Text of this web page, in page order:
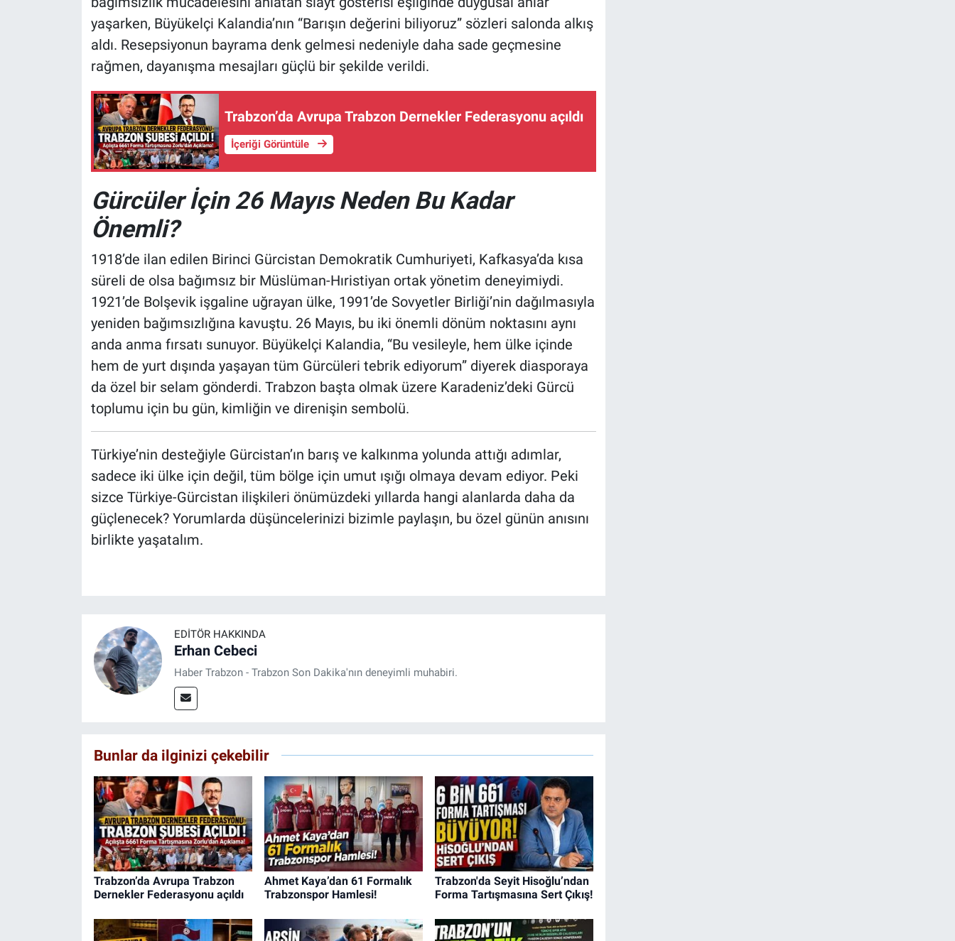
yaşarken, Büyükelçi Kalandia’nın “Barışın değerini biliyoruz” sözleri salonda alkış
aldı. Resepsiyonun bayrama denk gelmesi nedeniyle daha sade geçmesine
rağmen, dayanışma mesajları güçlü bir şekilde verildi.
Trabzon’da Avrupa Trabzon Dernekler Federasyonu açıldı
İçeriği Görüntüle
Gürcüler İçin 26 Mayıs Neden Bu Kadar
Önemli?
1918’de ilan edilen Birinci Gürcistan Demokratik Cumhuriyeti, Kafkasya’da kısa
süreli de olsa bağımsız bir Müslüman-Hıristiyan ortak yönetim deneyimiydi.
1921’de Bolşevik işgaline uğrayan ülke, 1991’de Sovyetler Birliği’nin dağılmasıyla
yeniden bağımsızlığına kavuştu. 26 Mayıs, bu iki önemli dönüm noktasını aynı
anda anma fırsatı sunuyor. Büyükelçi Kalandia, “Bu vesileyle, hem ülke içinde
hem de yurt dışında yaşayan tüm Gürcüleri tebrik ediyorum” diyerek diasporaya
da özel bir selam gönderdi. Trabzon başta olmak üzere Karadeniz’deki Gürcü
toplumu için bu gün, kimliğin ve direnişin sembolü.
Türkiye’nin desteğiyle Gürcistan’ın barış ve kalkınma yolunda attığı adımlar,
sadece iki ülke için değil, tüm bölge için umut ışığı olmaya devam ediyor. Peki
sizce Türkiye-Gürcistan ilişkileri önümüzdeki yıllarda hangi alanlarda daha da
güçlenecek? Yorumlarda düşüncelerinizi bizimle paylaşın, bu özel günün anısını
birlikte yaşatalım.
EDITÖR HAKKINDA
Erhan Cebeci
Haber Trabzon - Trabzon Son Dakika'nın deneyimli muhabiri.
Bunlar da ilginizi çekebilir
Trabzon’da Avrupa Trabzon
Dernekler Federasyonu açıldı
Ahmet Kaya’dan 61 Formalık
Trabzonspor Hamlesi!
Trabzon'da Seyit Hisoğlu’ndan
Forma Tartışmasına Sert Çıkış!